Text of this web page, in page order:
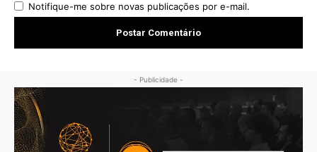
Notifique-me sobre novas publicações por e-mail.
- Publicidade -